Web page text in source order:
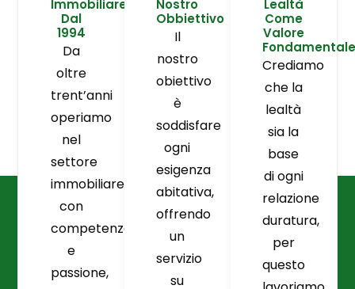
Immobiliare
Dal
1994
Da
oltre
trent’anni
operiamo
nel
settore
immobiliare
con
competenza
e
passione,
Nostro
Obbiettivo
Il
nostro
obiettivo
è
soddisfare
ogni
esigenza
abitativa,
offrendo
un
servizio
su
Lealtà
Come
Valore
Fondamentale
Crediamo
che la
lealtà
sia la
base
di ogni
relazione
duratura,
per
questo